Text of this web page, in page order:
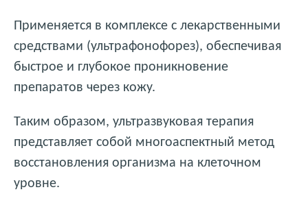
Применяется в комплексе с лекарственными
средствами (ультрафонофорез), обеспечивая
быстрое и глубокое проникновение
препаратов через кожу.
Таким образом, ультразвуковая терапия
представляет собой многоаспектный метод
восстановления организма на клеточном
уровне.